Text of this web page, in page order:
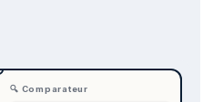
🔍 Comparateur